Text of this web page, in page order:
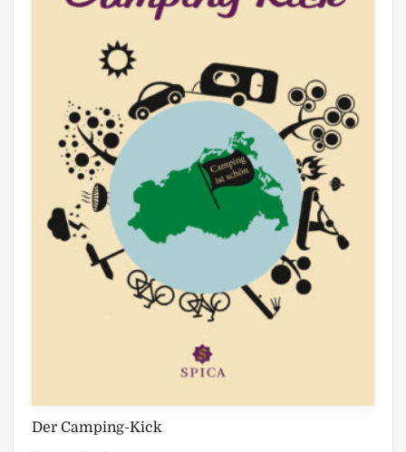
Der Camping-Kick